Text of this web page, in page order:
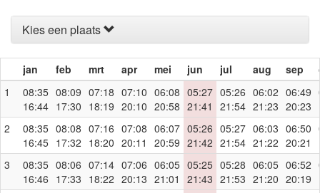
Kies een plaats
jan feb mrt apr mei jun jul aug sep
1
08:35
16:44
08:09
17:30
07:18
18:19
07:10
20:10
06:08
20:58
05:27
21:41
05:26
21:54
06:02
21:23
06:49
20:23
2
08:35
16:45
08:08
17:32
07:16
18:20
07:08
20:11
06:07
20:59
05:26
21:42
05:27
21:54
06:03
21:22
06:50
20:21
3
08:35
16:46
08:06
17:33
07:14
18:22
07:06
20:13
06:05
21:01
05:25
21:43
05:28
21:53
06:05
21:20
06:52
20:19